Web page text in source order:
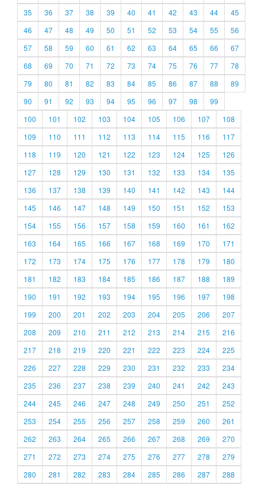
35
36 37 38 39 40 41 42 43 44
45
46
47 48 49 50 51 52 53 54 55
56
57
58 59 60 61 62 63 64 65 66
67
68
69 70 71 72 73 74 75 76 77
78
79
80 81 82 83 84 85 86 87 88
89
90
91 92 93 94 95 96 97 98
99
100
101 102 103 104 105 106 107
108
109
110 111 112 113 114 115 116
117
118
119 120 121 122 123 124 125
126
127
128 129 130 131 132 133 134
135
136
137 138 139 140 141 142 143
144
145
146 147 148 149 150 151 152
153
154
155 156 157 158 159 160 161
162
163
164 165 166 167 168 169 170
171
172
173 174 175 176 177 178 179
180
181
182 183 184 185 186 187 188
189
190
191 192 193 194 195 196 197
198
199
200 201 202 203 204 205 206
207
208
209 210 211 212 213 214 215
216
217
218 219 220 221 222 223 224
225
226
227 228 229 230 231 232 233
234
235
236 237 238 239 240 241 242
243
244
245 246 247 248 249 250 251
252
253
254 255 256 257 258 259 260
261
262
263 264 265 266 267 268 269
270
271
272 273 274 275 276 277 278
279
280
281 282 283 284 285 286 287 288